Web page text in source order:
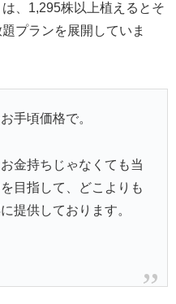
は、1,295株以上植えるとそ
プランを展開していま
手頃価格で。
金持ちじゃなくても当
目指して、どこよりも
提供しております。